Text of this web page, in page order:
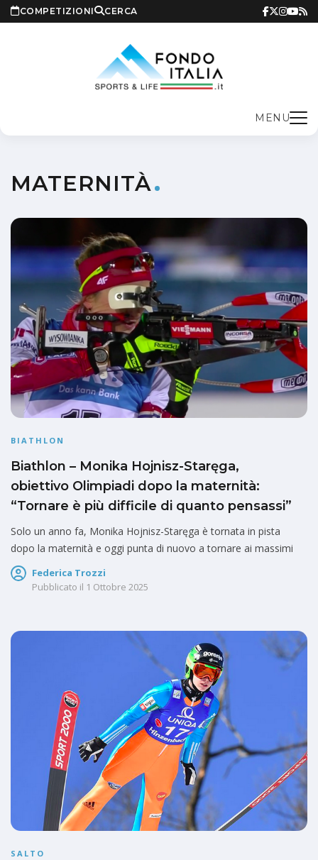
COMPETIZIONI CERCA
MENU
MATERNITÀ
BIATHLON
Biathlon – Monika Hojnisz-Staręga,
obiettivo Olimpiadi dopo la maternità:
“Tornare è più difficile di quanto pensassi”
Solo un anno fa, Monika Hojnisz-Staręga è tornata in pista
dopo la maternità e oggi punta di nuovo a tornare ai massimi
Federica Trozzi
Pubblicato il 1 Ottobre 2025
SALTO